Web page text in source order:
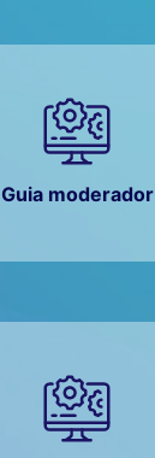
Guia moderador